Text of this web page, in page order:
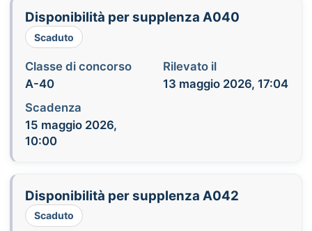
Disponibilità per supplenza A040
Scaduto
Classe di concorso
A-40
Rilevato il
13 maggio 2026, 17:04
Scadenza
15 maggio 2026,
10:00
Disponibilità per supplenza A042
Scaduto